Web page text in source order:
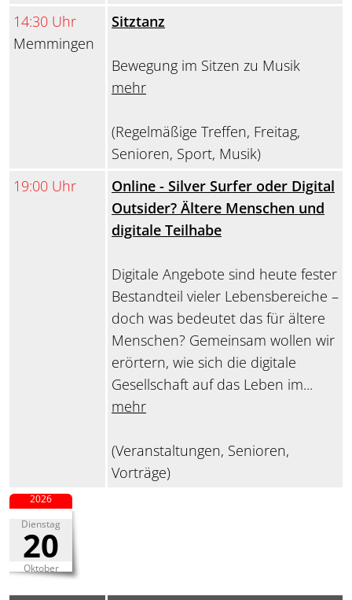
14:30 Uhr
Memmingen
Sitztanz
Bewegung im Sitzen zu Musik
mehr
(Regelmäßige Treffen, Freitag,
Senioren, Sport, Musik)
19:00 Uhr
Online - Silver Surfer oder Digital
Outsider? Ältere Menschen und
digitale Teilhabe
Digitale Angebote sind heute fester
Bestandteil vieler Lebensbereiche –
doch was bedeutet das für ältere
Menschen? Gemeinsam wollen wir
erörtern, wie sich die digitale
Gesellschaft auf das Leben im...
mehr
(Veranstaltungen, Senioren,
Vorträge)
Dienstag
20
Oktober
2026